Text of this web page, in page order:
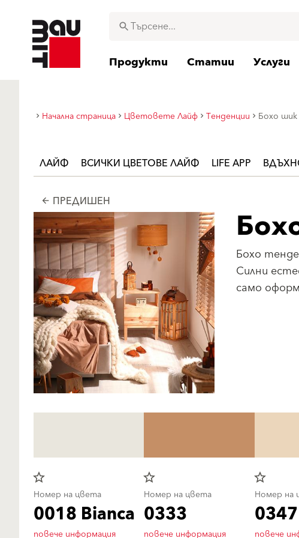
Продукти Статии Услуги
Начална страница Цветовете Лайф Тенденции Бохо шик
ЛАЙФ ВСИЧКИ ЦВЕТОВЕ ЛАЙФ LIFE APP
arrow_back ПРЕДИШЕН
Бохо
Силни
само
star_border
Номер на цвета
0018 Bianca
повече информация
star_border
Номер на цвета
0333
повече информация
star_border
Номер на
0347
повече